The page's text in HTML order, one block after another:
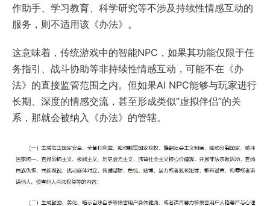
作助手、学习教育、科学研究等不涉及持续性情感互动的
服务，则不适用该《办法》。
这意味着，传统游戏中的智能NPC，如果其功能仅限于任
务指引、战斗协助等非持续性情感互动，可能不在《办
法》的直接监管范围之内。但如果AI NPC能够与玩家进行
长期、深度的情感交流，甚至形成类似“虚拟伴侣”的关
系，那就会被纳入《办法》的管辖。